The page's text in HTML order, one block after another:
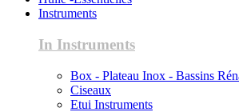
Instruments
In Instruments
Box - Plateau Inox - Bassins
Ciseaux
Etui Instruments